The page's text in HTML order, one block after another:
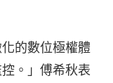
的數位極權體
。」傅希秋表